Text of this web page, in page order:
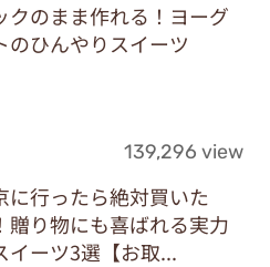
クのまま作れる！ヨーグ
のひんやりスイーツ
139,296 view
に行ったら絶対買いた
贈り物にも喜ばれる実力
イーツ3選【お取...